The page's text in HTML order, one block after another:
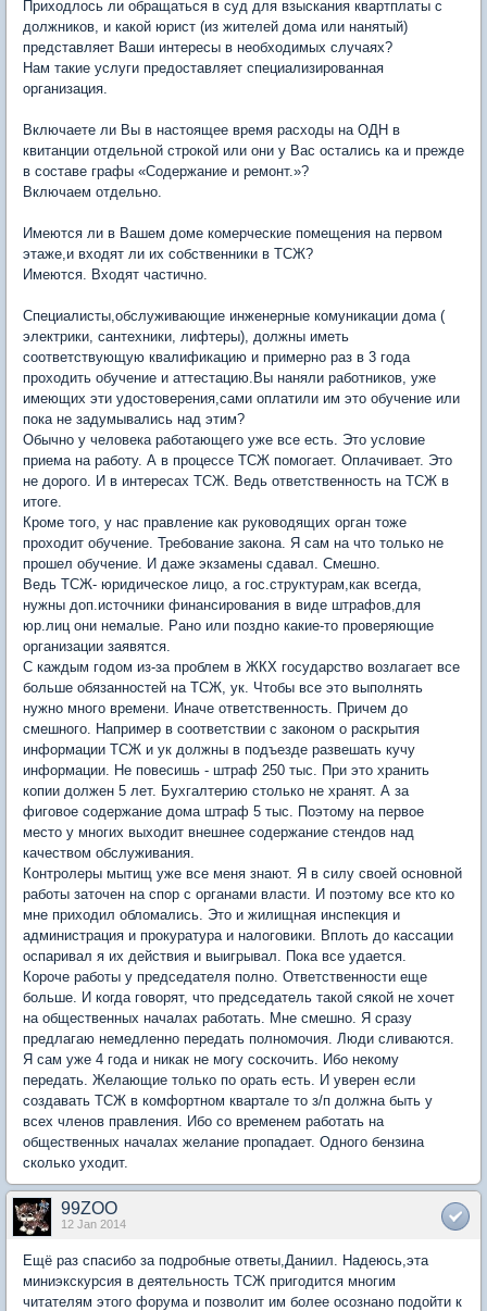
Приходлось ли обращаться в суд для взыскания квартплаты с
должников, и какой юрист (из жителей дома или нанятый)
представляет Ваши интересы в необходимых случаях?
Нам такие услуги предоставляет специализированная
организация.
Включаете ли Вы в настоящее время расходы на ОДН в
квитанции отдельной строкой или они у Вас остались ка и прежде
в составе графы «Содержание и ремонт.»?
Включаем отдельно.
Имеются ли в Вашем доме комерческие помещения на первом
этаже,и входят ли их собственники в ТСЖ?
Имеются. Входят частично.
Специалисты,обслуживающие инженерные комуникации дома (
электрики, сантехники, лифтеры), должны иметь
соответствующую квалификацию и примерно раз в 3 года
проходить обучение и аттестацию.Вы наняли работников, уже
имеющих эти удостоверения,сами оплатили им это обучение или
пока не задумывались над этим?
Обычно у человека работающего уже все есть. Это условие
приема на работу. А в процессе ТСЖ помогает. Оплачивает. Это
не дорого. И в интересах ТСЖ. Ведь ответственность на ТСЖ в
итоге.
Кроме того, у нас правление как руководящих орган тоже
проходит обучение. Требование закона. Я сам на что только не
прошел обучение. И даже экзамены сдавал. Смешно.
Ведь ТСЖ- юридическое лицо, а гос.структурам,как всегда,
нужны доп.источники финансирования в виде штрафов,для
юр.лиц они немалые. Рано или поздно какие-то проверяющие
организации заявятся.
С каждым годом из-за проблем в ЖКХ государство возлагает все
больше обязанностей на ТСЖ, ук. Чтобы все это выполнять
нужно много времени. Иначе ответственность. Причем до
смешного. Например в соответствии с законом о раскрытия
информации ТСЖ и ук должны в подъезде развешать кучу
информации. Не повесишь - штраф 250 тыс. При это хранить
копии должен 5 лет. Бухгалтерию столько не хранят. А за
фиговое содержание дома штраф 5 тыс. Поэтому на первое
место у многих выходит внешнее содержание стендов над
качеством обслуживания.
Контролеры мытищ уже все меня знают. Я в силу своей основной
работы заточен на спор с органами власти. И поэтому все кто ко
мне приходил обломались. Это и жилищная инспекция и
администрация и прокуратура и налоговики. Вплоть до кассации
оспаривал я их действия и выигрывал. Пока все удается.
Короче работы у председателя полно. Ответственности еще
больше. И когда говорят, что председатель такой сякой не хочет
на общественных началах работать. Мне смешно. Я сразу
предлагаю немедленно передать полномочия. Люди сливаются.
Я сам уже 4 года и никак не могу соскочить. Ибо некому
передать. Желающие только по орать есть. И уверен если
создавать ТСЖ в комфортном квартале то з/п должна быть у
всех членов правления. Ибо со временем работать на
общественных началах желание пропадает. Одного бензина
сколько уходит.
99ZOO
12 Jan 2014
Ещё раз спасибо за подробные ответы,Даниил. Надеюсь,эта
миниэкскурсия в деятельность ТСЖ пригодится многим
читателям этого форума и позволит им более осознано подойти к